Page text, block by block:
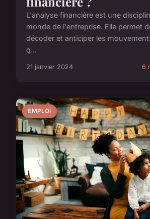
L'analyse financière est une
monde de l'entreprise. Elle permet
décoder et anticiper les
q...
21 janvier 2024 6
EMPLOI